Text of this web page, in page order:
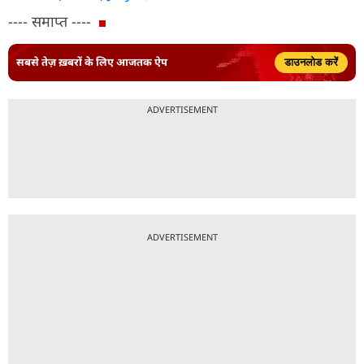
---- समाप्त ----
सबसे तेज़ ख़बरों के लिए आजतक ऐप डाउनलोड करें
ADVERTISEMENT
ADVERTISEMENT